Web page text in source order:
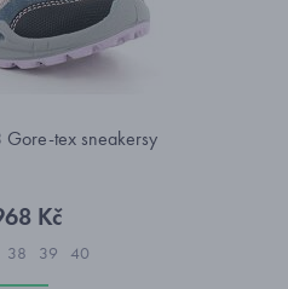
Gore-tex sneakersy
Kč
38 39 40